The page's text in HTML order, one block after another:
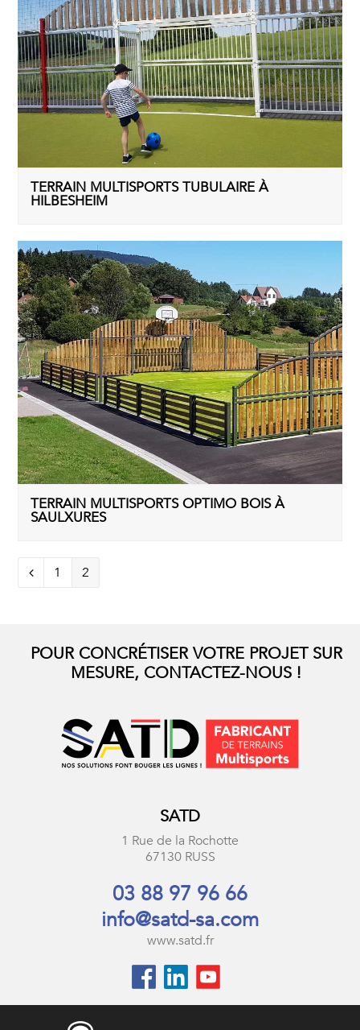
TERRAIN MULTISPORTS TUBULAIRE À
HILBESHEIM
TERRAIN MULTISPORTS OPTIMO BOIS À
SAULXURES
Précédent
Pages
1 Pages
2
POUR CONCRÉTISER VOTRE PROJET SUR
MESURE, CONTACTEZ-NOUS !
SATD
1 Rue de la Rochotte
67130 RUSS
03 88 97 96 66
info@satd-sa.com
www.satd.fr